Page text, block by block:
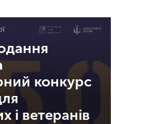
конкурс
і ветеранів